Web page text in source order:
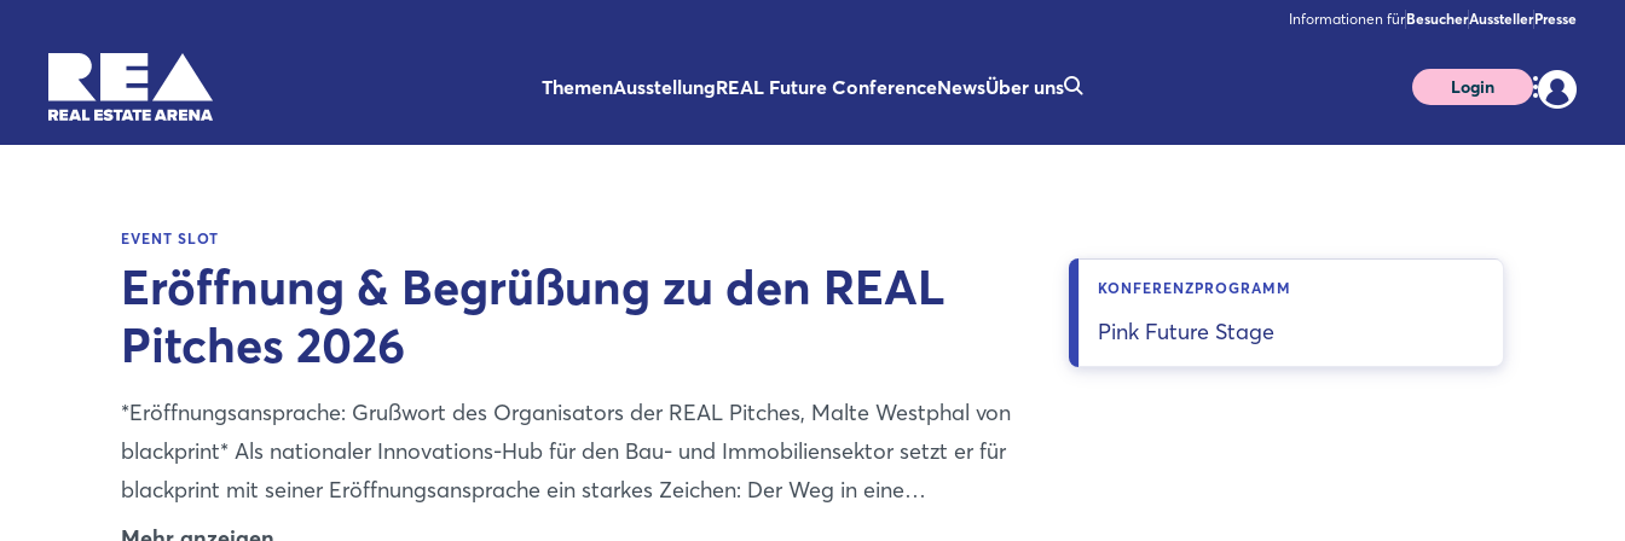
Informationen fürBesucherAusstellerPresse
ThemenAusstellungREAL Future ConferenceNewsÜber uns Login
EVENT SLOT
Eröffnung & Begrüßung zu den REAL
Pitches 2026
*Eröffnungsansprache: Grußwort des Organisators der REAL Pitches, Malte Westphal von
blackprint* Als nationaler Innovations-Hub für den Bau- und Immobiliensektor setzt er für
blackprint mit seiner Eröffnungsansprache ein starkes Zeichen: Der Weg in eine
zukunftsfähige, nachhaltige und digitalisierte Bauwelt beginnt heute – und er wird durch
KONFERENZPROGRAMM
Pink Future Stage